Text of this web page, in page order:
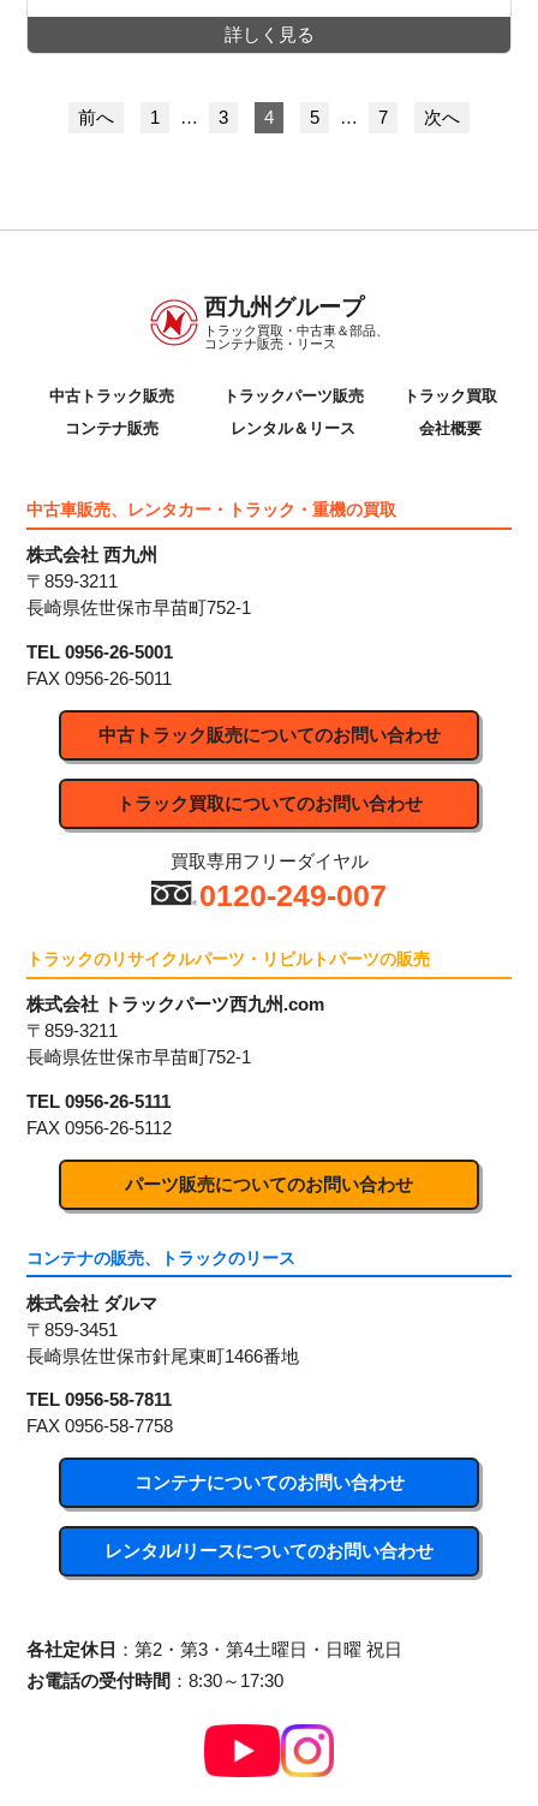
詳しく見る
前へ 1 … 3 4 5 … 7 次へ
西九州グループ
トラック買取・中古車＆部品、
コンテナ販売・リース
中古トラック販売 トラックパーツ販売
トラック買取
コンテナ販売
レンタル＆リース 会社概要
中古車販売、レンタカー・トラック・重機の買取
株式会社 西九州
〒859-3211
長崎県佐世保市早苗町752-1
TEL 0956-26-5001
FAX 0956-26-5011
中古トラック販売についてのお問い合わせ
トラック買取についてのお問い合わせ
買取専用フリーダイヤル
0120-249-007
トラックのリサイクルパーツ・リビルトパーツの販売
株式会社 トラックパーツ西九州.com
〒859-3211
長崎県佐世保市早苗町752-1
TEL 0956-26-5111
FAX 0956-26-5112
パーツ販売についてのお問い合わせ
コンテナの販売、トラックのリース
株式会社 ダルマ
〒859-3451
長崎県佐世保市針尾東町1466番地
TEL 0956-58-7811
FAX 0956-58-7758
コンテナについてのお問い合わせ
レンタル/リースについてのお問い合わせ
各社定休日 ：第2・第3・第4土曜日・日曜 祝日
お電話の受付時間 ：8:30～17:30